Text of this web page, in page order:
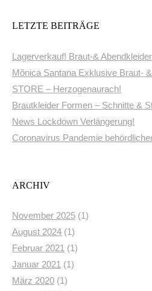
LETZTE BEITRÄGE
Lagerverkauf! Braut-&
Mônica Santana Exklusive Braut-
STORE – Herzogenaurach!
Brautkleider Formen – Schnitte &
News Lockdown Verlängerung!
Coronavirus Pandemie
ARCHIV
November 2025 (1)
August 2024 (1)
Februar 2021 (1)
Januar 2021 (1)
März 2020 (1)